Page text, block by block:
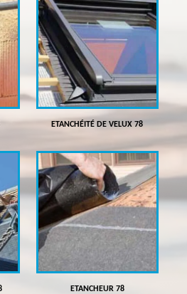
ETANCHÉITÉ DE VELUX 78
ETANCHEUR 78